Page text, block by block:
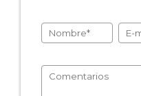
- Encuestas de
- Investigación de